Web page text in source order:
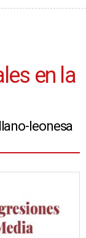
en la
leonesa